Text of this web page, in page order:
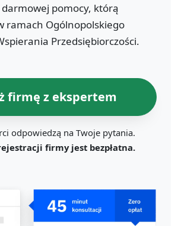
darmowej pomocy, którą
ramach Ogólnopolskiego
Przedsiębiorczości.
firmę z ekspertem
odpowiedzą na Twoje pytania.
firmy jest bezpłatna.